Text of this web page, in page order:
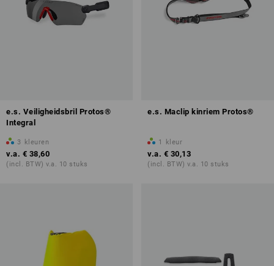
e.s. Veiligheidsbril Protos®
Integral
3 kleuren
v.a. € 38,60
(incl. BTW) v.a. 10 stuks
e.s. Maclip kinriem Protos®
1 kleur
v.a. € 30,13
(incl. BTW) v.a. 10 stuks